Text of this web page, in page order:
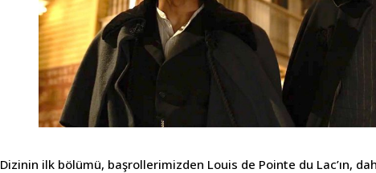
Dizinin ilk bölümü, başrollerimizden Louis de Pointe du Lac’ın,